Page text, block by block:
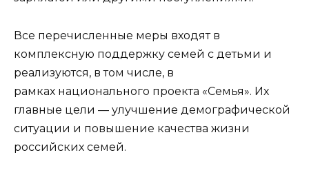
Все перечисленные меры входят в
комплексную поддержку семей с детьми и
реализуются, в том числе, в
рамках национального проекта «Семья». Их
главные цели — улучшение демографической
ситуации и повышение качества жизни
российских семей.